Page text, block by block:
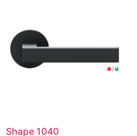
Shape 1040